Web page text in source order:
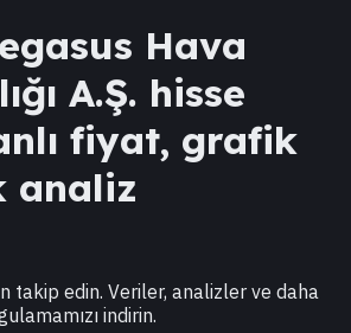
Hava
A.Ş. hisse
fiyat, grafik
analiz
takip edin. Veriler, analizler ve daha
indirin.